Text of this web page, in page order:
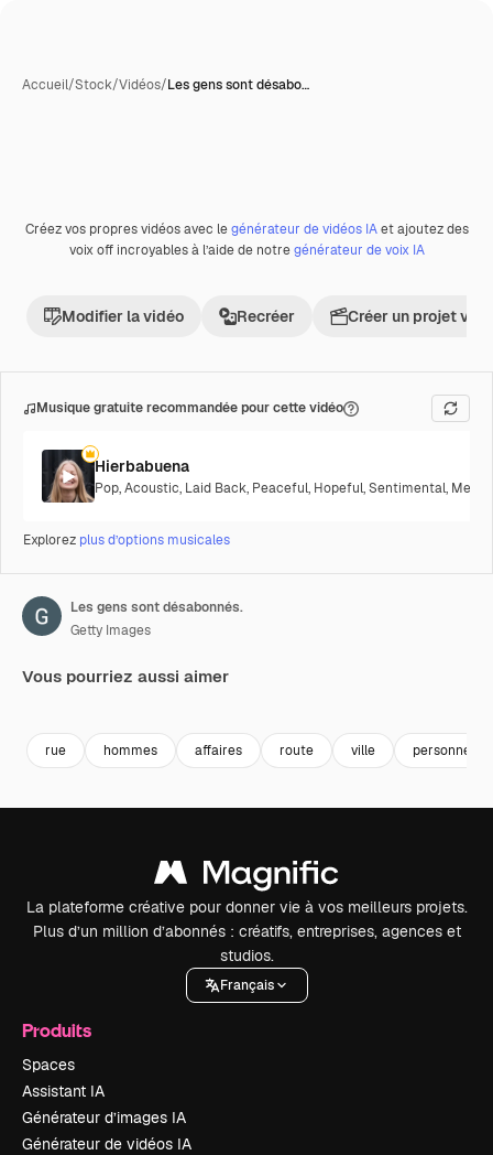
Accueil/Stock/Vidéos/Les gens sont désabo…
Premium
Créez vos propres vidéos avec legénérateur de vidéos IAet ajoutez des
voix off incroyables à l’aide de notregénérateur de voix IA
Modifier la vidéo Recréer Créer un projet
Musique gratuite recommandée pour cette vidéo
Hierbabuena
Pop,Acoustic, Laid Back, Peaceful, Hopeful,Sentimental,
Explorez plus d’options musicales
Les gens sont désabonnés.
Getty Images
Vous pourriez aussi aimer
rue hommes affaires route ville personnes
La plateforme créative pour donner vie à vos meilleurs projets.
Plus d’un million d’abonnés : créatifs, entreprises, agences et
studios.
Français
Produits
Spaces
Assistant IA
Générateur d’images IA
Générateur de vidéos IA